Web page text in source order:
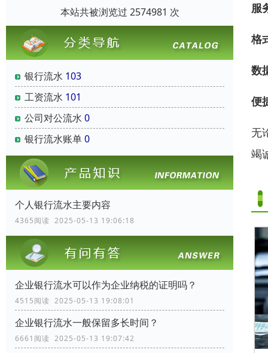
本站共被浏览过 2574981 次
银行流水 103
工资流水 101
公司对公流水 0
银行流水账单0
个人银行流水主要内容
4365阅读 2025-05-13 19:06:18
企业银行流水可以作为企业纳税的证明吗？
4515阅读 2025-05-13 19:08:01
企业银行流水一般保留多长时间？
6661阅读 2025-05-13 19:07:42
服
格
数
便
无
竭